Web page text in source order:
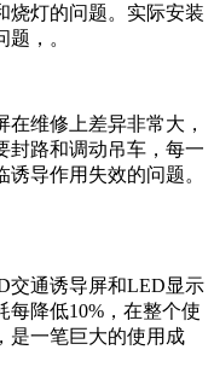
烧灯的问题。实际安装
，。
维修上差异非常大，
封路和调动吊车，每一
导作用失效的问题。
交通诱导屏和LED显示
每降低10%，在整个使
是一笔巨大的使用成